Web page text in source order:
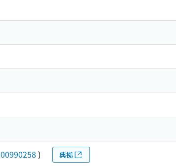
00990258 ) 典拠